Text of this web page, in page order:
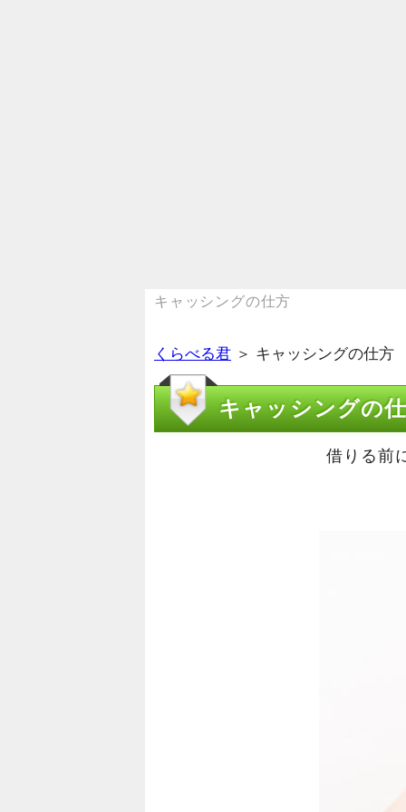
キャッシングの仕方
くらべる君 ＞ キャッシングの仕方
キャッシングの
借りる前